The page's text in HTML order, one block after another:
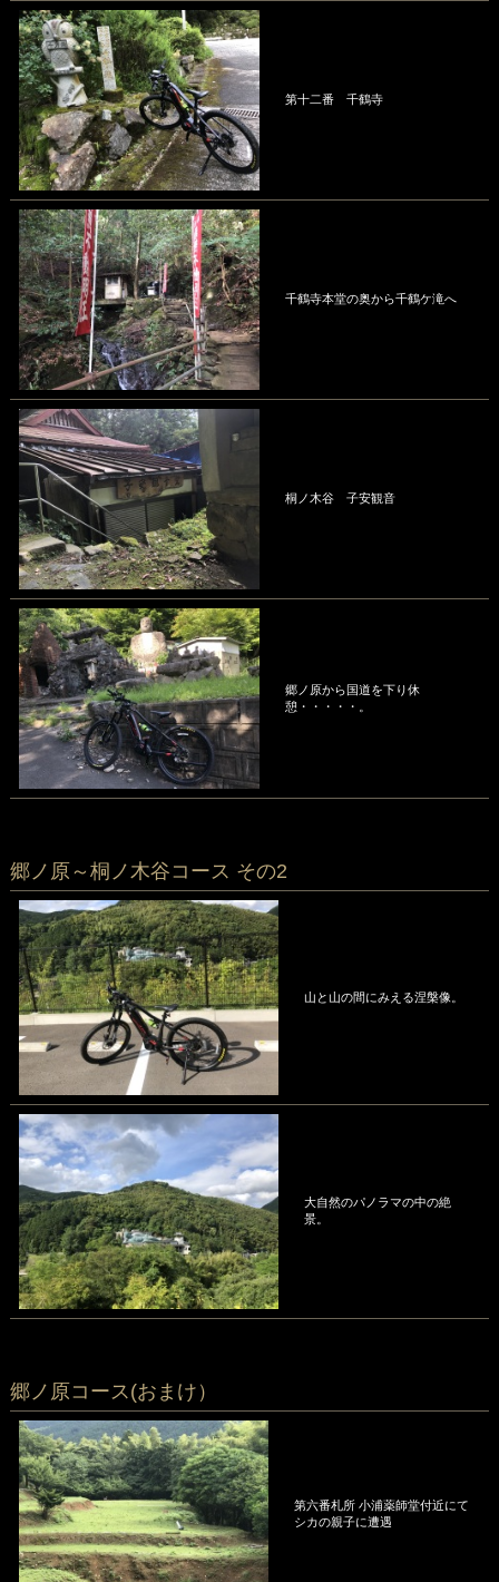
第十二番 千鶴寺
千鶴寺本堂の奥から千鶴ケ滝へ
桐ノ木谷 子安観音
郷ノ原から国道を下り休
憩・・・・・。
郷ノ原～桐ノ木谷コース その2
山と山の間にみえる涅槃像。
大自然のパノラマの中の絶
景。
郷ノ原コース(おまけ）
第六番札所 小浦薬師堂付近にて
シカの親子に遭遇